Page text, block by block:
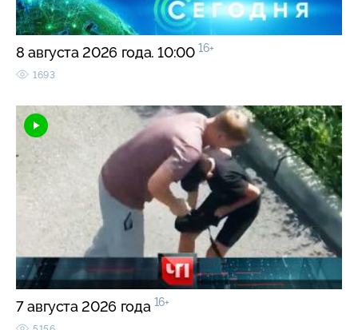
8 августа 2026 года. 10:00 16+
1693
7 августа 2026 года 16+